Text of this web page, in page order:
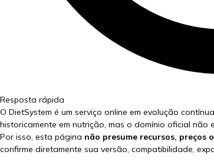
Resposta rápida
O DietSystem é um serviço online em evolução
historicamente em nutrição, mas o domínio oficial
Por isso, esta página não presume recursos,
confirme diretamente sua versão, compatibilidade,